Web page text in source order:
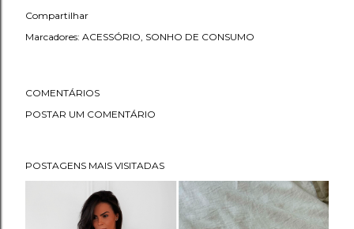
Compartilhar
Marcadores: ACESSÓRIO SONHO DE CONSUMO
COMENTÁRIOS
POSTAR UM COMENTÁRIO
POSTAGENS MAIS VISITADAS